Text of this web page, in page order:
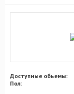
Доступные обьемы:
Пол: